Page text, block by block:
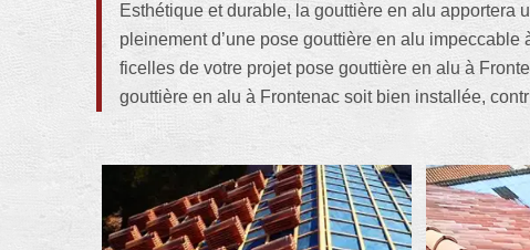
Esthétique et durable, la gouttière en alu apportera
pleinement d’une pose gouttière en alu
ficelles de votre projet pose gouttière en alu à
gouttière en alu à Frontenac soit bien installée,